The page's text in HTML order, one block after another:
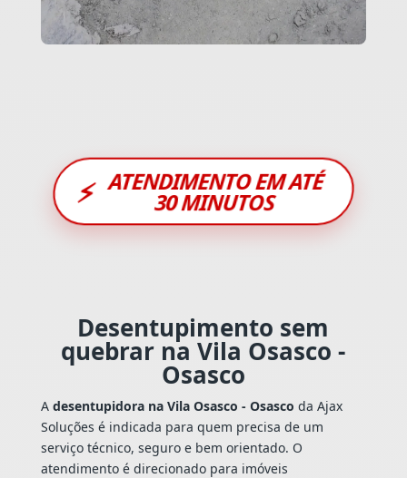
⚡ ATENDIMENTO EM ATÉ
30 MINUTOS
Desentupimento sem
quebrar na Vila Osasco -
Osasco
A desentupidora na Vila Osasco - Osasco da Ajax
Soluções é indicada para quem precisa de um
serviço técnico, seguro e bem orientado. O
atendimento é direcionado para imóveis